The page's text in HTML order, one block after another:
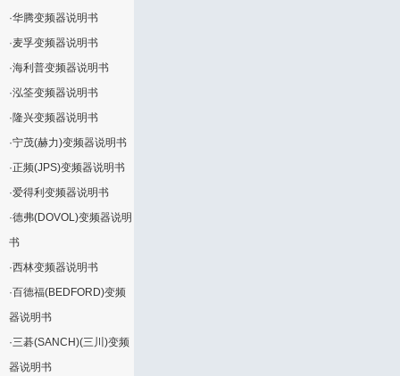
·华腾变频器说明书
·麦孚变频器说明书
·海利普变频器说明书
·泓筌变频器说明书
·隆兴变频器说明书
·宁茂(赫力)变频器说明书
·正频(JPS)变频器说明书
·爱得利变频器说明书
·德弗(DOVOL)变频器说明
书
·西林变频器说明书
·百德福(BEDFORD)变频
器说明书
·三碁(SANCH)(三川)变频
器说明书